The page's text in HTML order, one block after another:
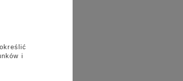
Opakowanie
i